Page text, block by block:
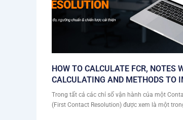
HOW TO CALCULATE FCR, NOTES
CALCULATING AND METHODS TO
Trong tất cả các chỉ số vận hành của một
(First Contact Resolution) được xem là một